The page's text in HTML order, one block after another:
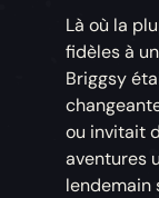
Là où la
fidèles à
Briggsy
ou invitait
aventures
lendemain